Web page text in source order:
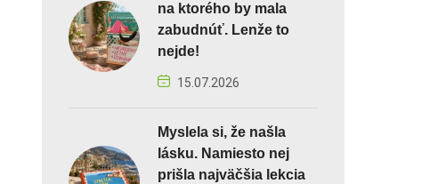
na ktorého by mala
zabudnúť. Lenže to
nejde!
15.07.2026
Myslela si, že našla
lásku. Namiesto nej
prišla najväčšia lekcia